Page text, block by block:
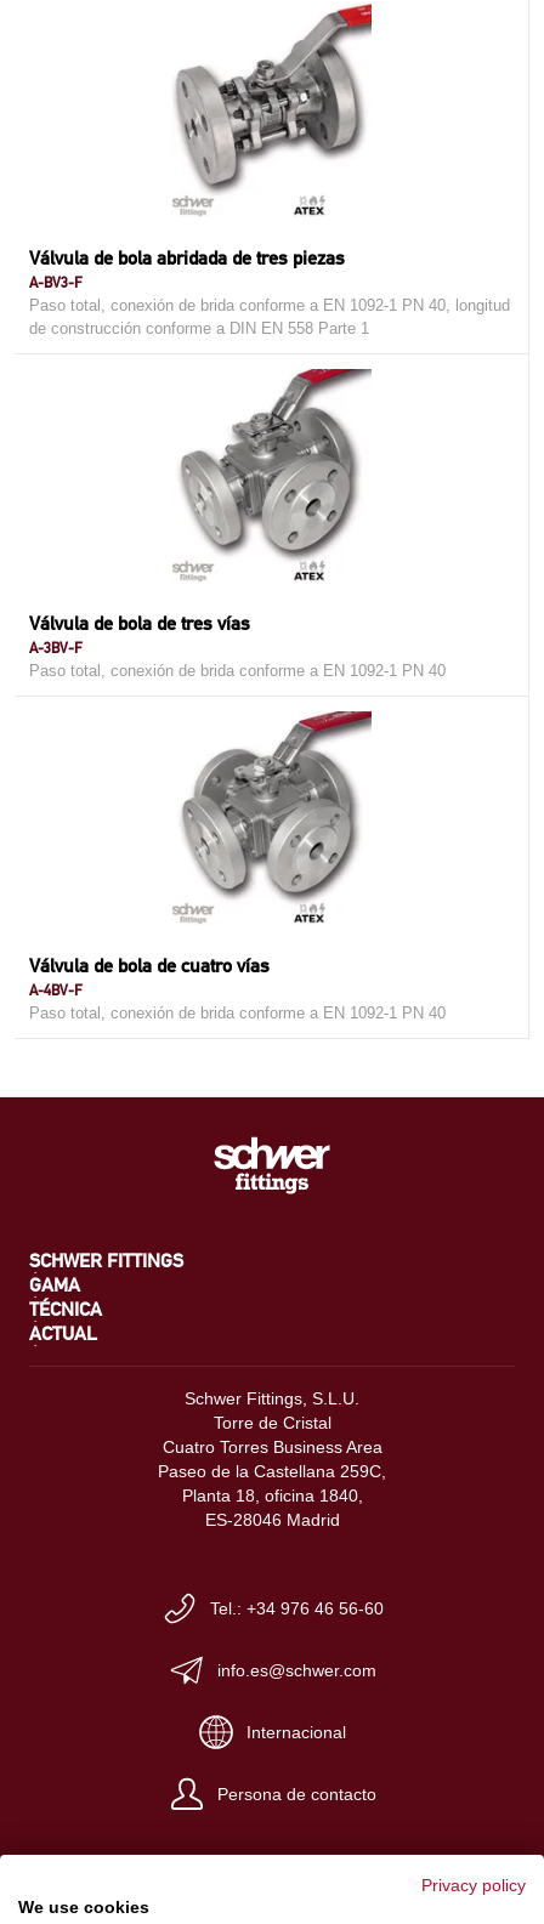
Válvula de bola abridada de tres piezas
A-BV3-F
Paso total, conexión de brida conforme a EN 1092-1 PN 40, longitud
de construcción conforme a DIN EN 558 Parte 1
Válvula de bola de tres vías
A-3BV-F
Paso total, conexión de brida conforme a EN 1092-1 PN 40
Válvula de bola de cuatro vías
A-4BV-F
Paso total, conexión de brida conforme a EN 1092-1 PN 40
SCHWER FITTINGS
GAMA
TÉCNICA
ACTUAL
Schwer Fittings, S.L.U.
Torre de Cristal
Cuatro Torres Business Area
Paseo de la Castellana 259C,
Planta 18, oficina 1840,
ES-28046 Madrid
Tel.: +34 976 46 56-60
info.es@schwer.com
Internacional
Persona de contacto
Privacy policy
We use cookies